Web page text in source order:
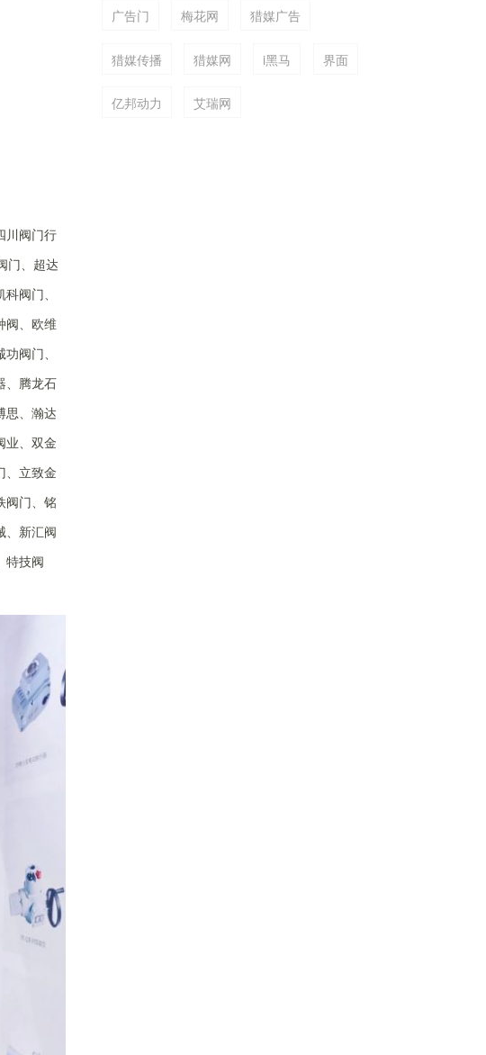
川阀门行
门、超达
阀门、
阀、欧维
阀门、
、腾龙石
思、瀚达
业、双金
、立致金
阀门、铭
、新汇阀
特技阀
广告门 梅花网 猎媒广告
猎媒传播 猎媒网 i黑马 界面
亿邦动力 艾瑞网